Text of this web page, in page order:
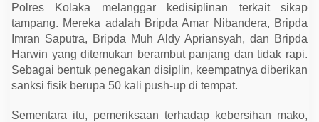
i
p
i
n
Polres Kolaka melanggar kedisiplinan terkait sikap
tampang. Mereka adalah Bripda Amar Nibandera, Bripda
Imran Saputra, Bripda Muh Aldy Apriansyah, dan Bripda
Harwin yang ditemukan berambut panjang dan tidak rapi.
Sebagai bentuk penegakan disiplin, keempatnya diberikan
sanksi fisik berupa 50 kali push-up di tempat.
Sementara itu, pemeriksaan terhadap kebersihan mako,